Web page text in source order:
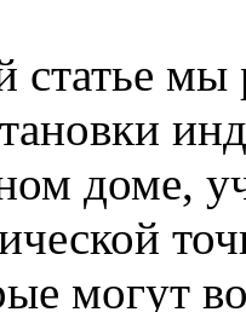
статье мы
доме,
могут